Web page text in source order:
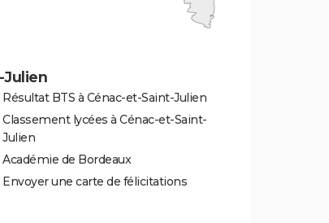
Julien
Résultat BTS à Cénac-et-Saint-Julien
Classement lycées à Cénac-et-Saint-
Julien
Académie de Bordeaux
Envoyer une carte de félicitations